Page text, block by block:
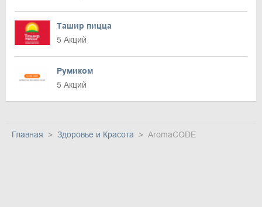
Ташир пицца
5 Акций
Румиком
5 Акций
Главная Здоровье и Красота AromaCODE